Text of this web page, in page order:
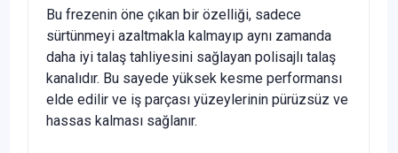
Bu frezenin öne çıkan bir özelliği, sadece
sürtünmeyi azaltmakla kalmayıp aynı zamanda
daha iyi talaş tahliyesini sağlayan polisajlı talaş
kanalıdır. Bu sayede yüksek kesme performansı
elde edilir ve iş parçası yüzeylerinin pürüzsüz ve
hassas kalması sağlanır.